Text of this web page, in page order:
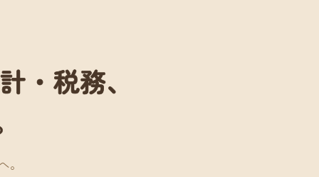
・税務、
。